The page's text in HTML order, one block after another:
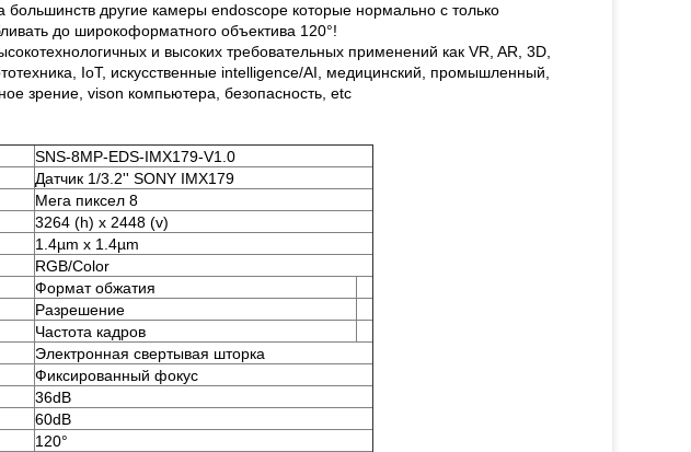
другие камеры endoscope которые нормально с только
до широкоформатного объектива 120°!
и высоких требовательных применений как VR, AR, 3D,
IoT, искусственные intelligence/AI, медицинский, промышленный,
зрение, vison компьютера, безопасность, etc
SNS-8MP-EDS-IMX179-V1.0
Датчик 1/3.2'' SONY IMX179
Мега пиксел 8
3264 (h) x 2448 (v)
1.4µm x 1.4µm
RGB/Color
Формат обжатия
Разрешение
Частота кадров
Электронная свертывая шторка
Фиксированный фокус
36dB
60dB
120°